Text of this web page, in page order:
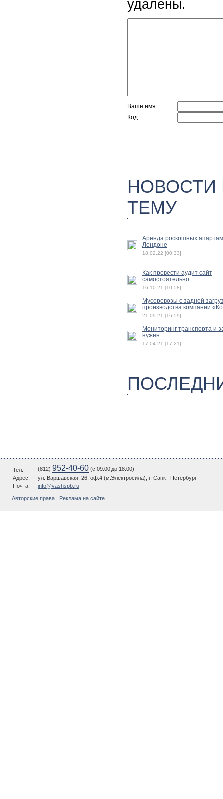
удалены.
Ваше имя
Код
ТЕМУ
Аренда роскошных
Лондоне
18.02.22 [00:33]
Как провести аудит сайт
самостоятельно
16.10.21 [10:58]
Мусоровозы с задней
производства компании
21.09.21 [16:59]
Мониторинг транспорта и
нужен
17.04.21 [17:21]
Тел: (812) 952-40-60 (c 09.00 до 18.00)
Адрес:
ул. Варшавская, 26, оф.4 (м.Электросила), г. Санкт-Петербург
Почта:
info@vashspb.ru
Авторские права Реклама на сайте